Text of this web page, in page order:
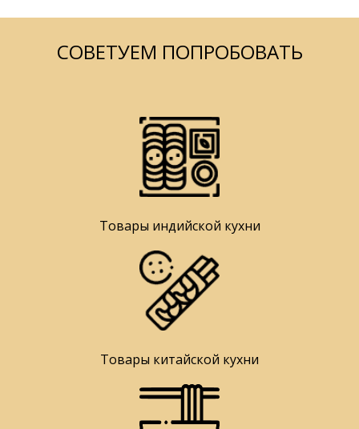
СОВЕТУЕМ ПОПРОБОВАТЬ
Товары индийской кухни
Товары китайской кухни